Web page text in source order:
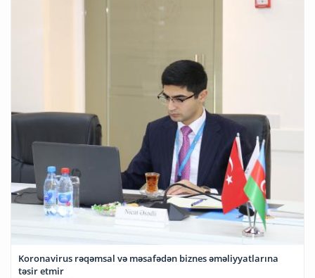
Koronavirus rəqəmsal və məsafədən biznes əməliyyatlarına
təsir etmir